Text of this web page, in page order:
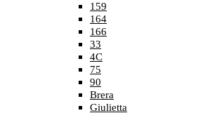
159
164
166
33
4C
75
90
Brera
Giulietta